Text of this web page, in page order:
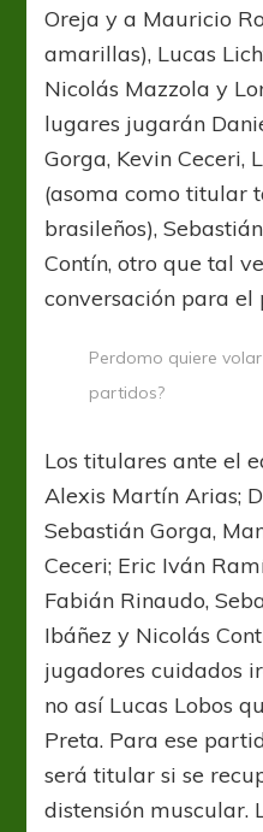
Oreja y a Mauricio
amarillas), Lucas
Nicolás Mazzola y
lugares jugarán
Gorga, Kevin Ceceri,
(asoma como titular
brasileños),
Contín, otro que tal
conversación para
Perdomo quiere
partidos?
Los titulares ante el
Alexis Martín Arias;
Sebastián Gorga,
Ceceri; Eric Iván
Fabián Rinaudo,
Ibáñez y Nicolás
jugadores cuidados
no así Lucas Lobos
Preta. Para ese
será titular si se
distensión muscular.